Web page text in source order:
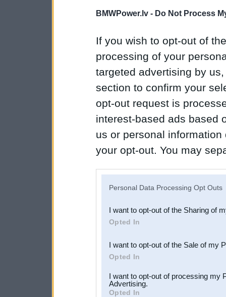
BMWPower.lv - Do Not Process
If you wish to opt-out of
processing of your
targeted advertising by
section to confirm your
opt-out request is
interest-based ads based
us or personal
your opt-out. You may
Downstream Participants
third parties.
Personal Data Processing Opt Outs
I want to opt-out of the Sharing of
Opted In
I want to opt-out of the Sale of my
Opted In
I want to opt-out of processing my
Advertising.
Opted In